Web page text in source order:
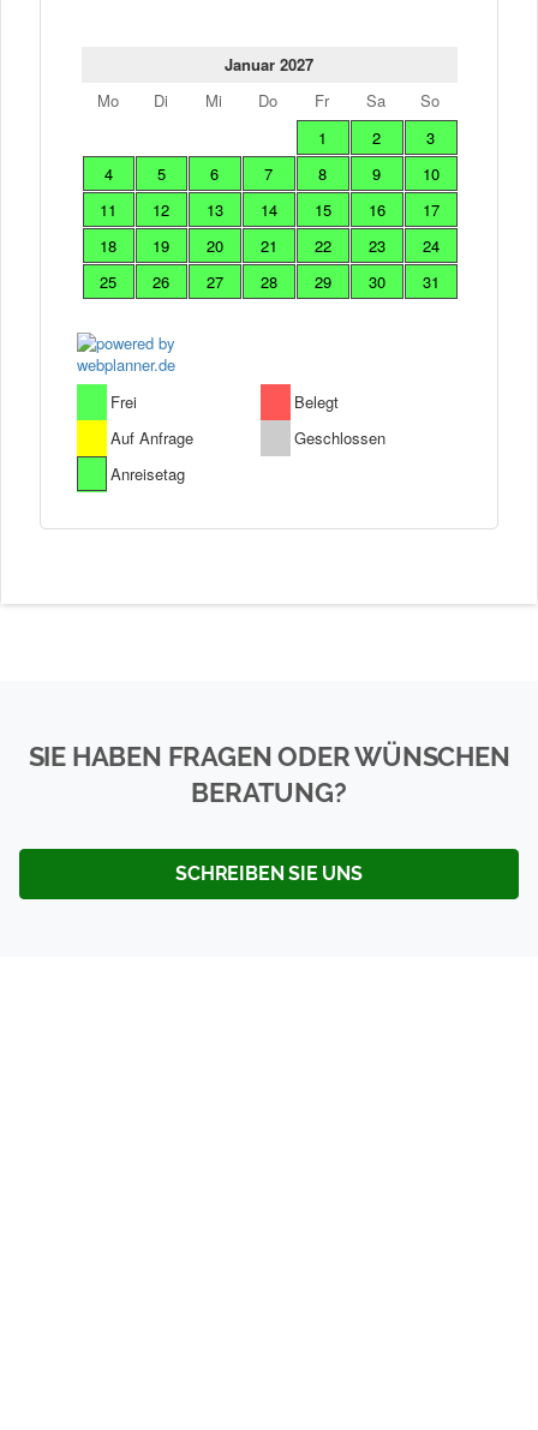
SIE HABEN FRAGEN ODER WÜNSCHEN
BERATUNG?
SCHREIBEN SIE UNS